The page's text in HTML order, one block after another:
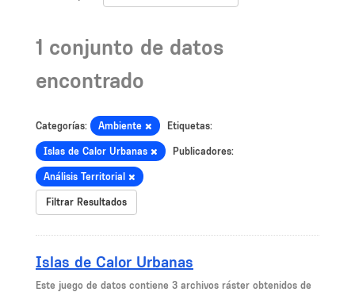
1 conjunto de datos
encontrado
Categorías: Ambiente Etiquetas:
Islas de Calor Urbanas Publicadores:
Análisis Territorial
Filtrar Resultados
Islas de Calor Urbanas
Este juego de datos contiene 3 archivos ráster obtenidos de